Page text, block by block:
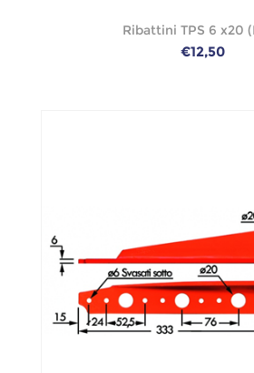
Ribattini TPS 6 x20
€12,50